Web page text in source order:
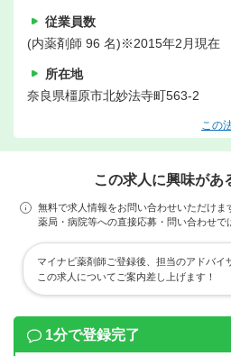
従業員数
(内薬剤師 96 名)※2015年2月現在
所在地
奈良県橿原市北妙法寺町563-2
この
この求人に興味があ
無料で求人情報をお問い合わせいただけま
薬局・病院等への直接応募・問い合わせで
マイナビ薬剤師ご登録後、担当のアドバイ
この求人についてご案内差し上げます！
1分で登録完了